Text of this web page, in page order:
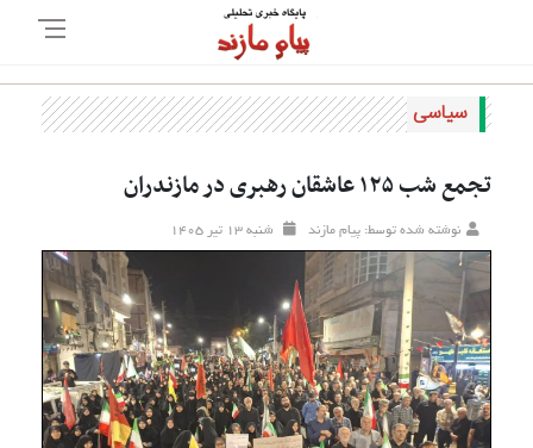
سیاسی
تجمع شب ۱۲۵ عاشقان رهبری در مازندران
نوشته شده توسط: پیام مازند شنبه ۱۳ تير ۱۴۰۵